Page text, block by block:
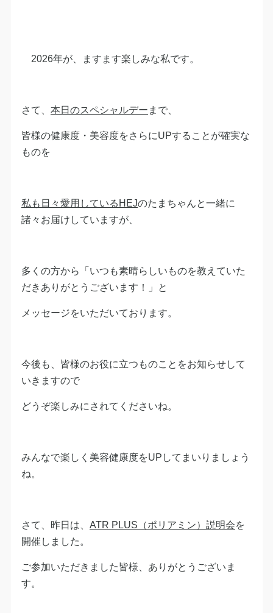
2026年が、ますます楽しみな私です。
さて、 本日のスペシャルデー まで、
皆様の健康度・美容度をさらにUPすることが確実な
ものを
私も日々愛用しているHEJのたまちゃんと一緒に
諸々お届けしていますが、
多くの方から「いつも素晴らしいものを教えていた
だきありがとうございます！」と
メッセージをいただいております。
今後も、皆様のお役に立つものことをお知らせして
いきますので
どうぞ楽しみにされてくださいね。
みんなで楽しく美容健康度をUPしてまいりましょう
ね。
さて、昨日は、 ATR PLUS（ポリアミン）説明会を
開催しました。
ご参加いただきました皆様、ありがとうございま
す。